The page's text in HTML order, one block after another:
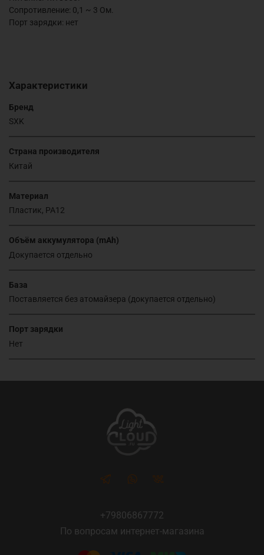
Сопротивление: 0,1 ~ 3 Ом.
Порт зарядки: нет
Характеристики
Бренд
SXK
Страна производителя
Китай
Материал
Пластик, PA12
Объём аккумулятора (mAh)
Докупается отдельно
База
Поставляется без атомайзера (докупается отдельно)
Порт зарядки
Нет
+79806867772
По вопросам интернет-магазина